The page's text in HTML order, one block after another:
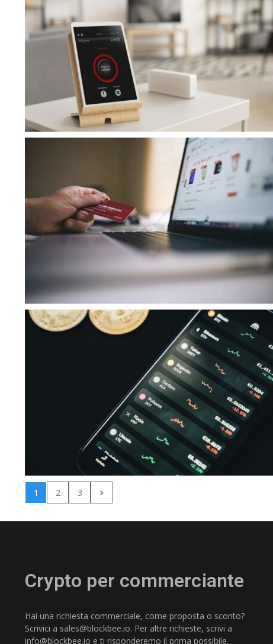
1 2 3
Crypto per commerciante
Hai una richiesta commerciale, come proposta o sconto?
Scrivici a sales@blockbee.io. Per altre richieste, scrivi a
info@blockbee.io e ti risponderemo il prima possibile.